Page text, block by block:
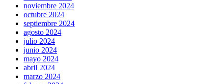
noviembre 2024
octubre 2024
septiembre 2024
agosto 2024
julio 2024
junio 2024
mayo 2024
abril 2024
marzo 2024